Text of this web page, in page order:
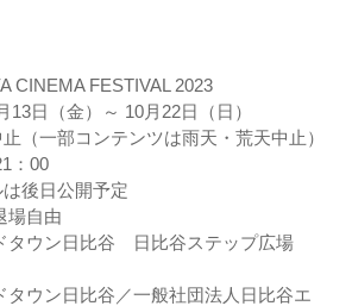
CINEMA FESTIVAL 2023
13日（金）～ 10月22日（日）
（一部コンテンツは雨天・荒天中止）
：00
後日公開予定
場自由
タウン日比谷 日比谷ステップ広場
タウン日比谷／一般社団法人日比谷エ